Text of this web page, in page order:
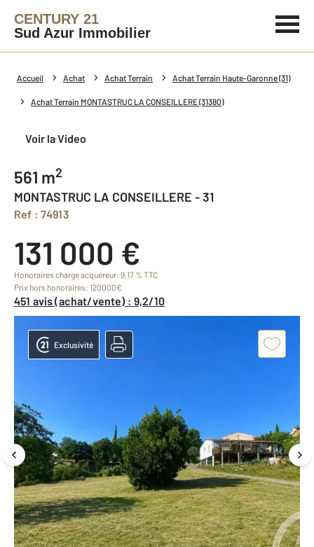
CENTURY 21
Sud Azur Immobilier
Accueil Achat Achat Terrain Achat Terrain Haute-Garonne (31)
Achat Terrain MONTASTRUC LA CONSEILLERE (31380)
Voir la Video
561 m2
MONTASTRUC LA CONSEILLERE - 31
Ref : 74913
131 000 €
Honoraires charge acquéreur: 9,17 % TTC
Prix hors honoraires: 120000€
451 avis (achat/vente) : 9,2/10
Exclusivité